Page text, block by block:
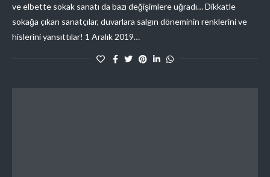
ve elbette sokak sanatı da bazı değişimlere uğradı… Dikkatle
sokağa çıkan sanatçılar, duvarlara salgın döneminin renklerini ve
hislerini yansıttılar! 1 Aralık 2019…